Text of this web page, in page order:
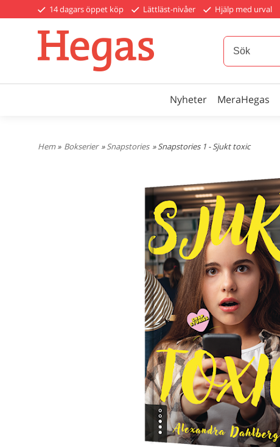
14 dagars öppet köp Lättläst-nivåer Hjälp med urval
Nyheter MeraHegas
Hem» Bokserier »Snapstories » Snapstories 1 - Sjukt toxic